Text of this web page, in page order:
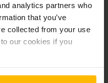
analytics partners who
that you’ve
collected from your use
our cookies if you
maximale